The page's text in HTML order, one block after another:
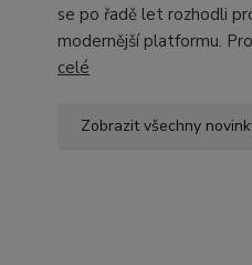
se po řadě let rozhodli pro
modernější platformu.
celé
Zobrazit všechny